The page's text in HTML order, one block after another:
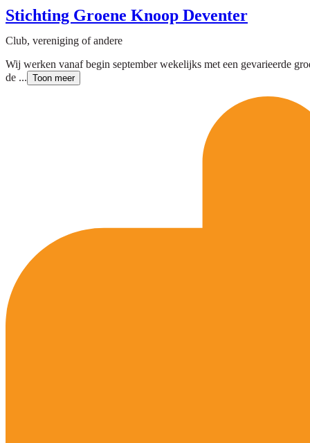
Stichting Groene Knoop Deventer
Club, vereniging of andere
Wij werken vanaf begin september wekelijks met een gevarieerde
de ... Toon meer